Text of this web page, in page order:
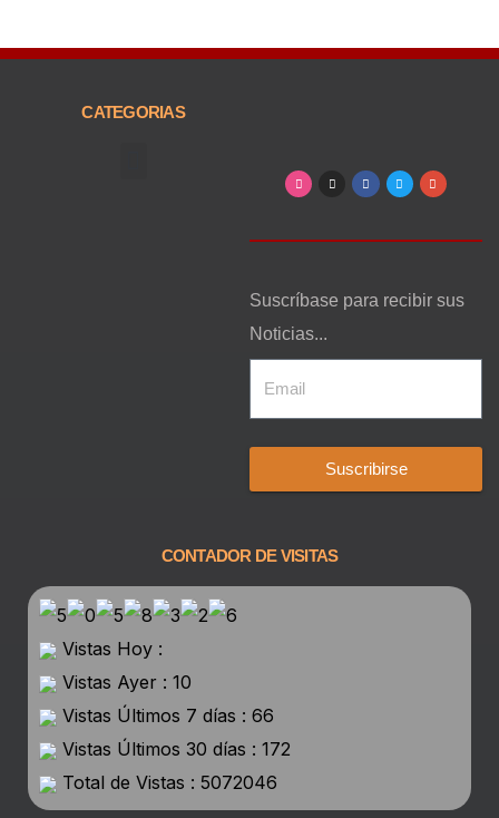
CATEGORIAS
Suscríbase para recibir sus
Noticias...
Suscribirse
CONTADOR DE VISITAS
Vistas Hoy :
Vistas Ayer : 10
Vistas Últimos 7 días : 66
Vistas Últimos 30 días : 172
Total de Vistas : 5072046